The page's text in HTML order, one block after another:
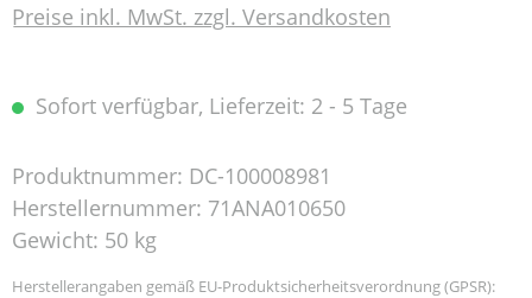
Preise inkl. MwSt. zzgl. Versandkosten
Sofort verfügbar, Lieferzeit: 2 - 5 Tage
Produktnummer: DC-100008981
Herstellernummer: 71ANA010650
Gewicht: 50 kg
Herstellerangaben gemäß EU-Produktsicherheitsverordnung (GPSR):